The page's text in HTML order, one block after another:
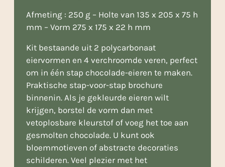
Afmeting : 250 g – Holte van 135 x 205 x 75 h
mm – Vorm 275 x 175 x 22 h mm
Kit bestaande uit 2 polycarbonaat
eiervormen en 4 verchroomde veren, perfect
om in één stap chocolade-eieren te maken.
Praktische stap-voor-stap brochure
binnenin. Als je gekleurde eieren wilt
krijgen, borstel de vorm dan met
vetoplosbare kleurstof of voeg het toe aan
gesmolten chocolade. U kunt ook
bloemmotieven of abstracte decoraties
schilderen. Veel plezier met het